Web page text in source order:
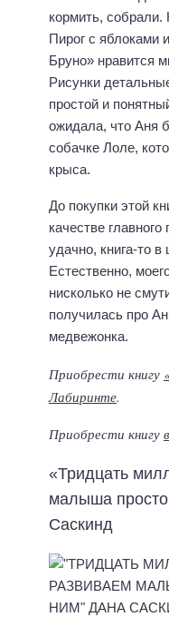
кормить, собрали.
Пирог с яблоками
Бруно» нравится
Рисунки
простой и
ожидала, что Аня
собачке Лоле,
крыса.
До покупки этой
качестве
удачно, книга-то
Естественно,
нисколько не
получилась про
медвежонка.
Приобрести книгу
Лабиринте.
Приобрести книгу
«Тридцать
малыша
Саскинд